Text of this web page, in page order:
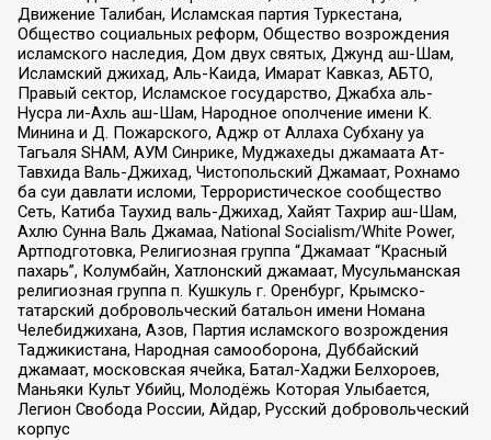
Движение Талибан, Исламская партия Туркестана,
Общество социальных реформ, Общество возрождения
исламского наследия, Дом двух святых, Джунд аш-Шам,
Исламский джихад, Аль-Каида, Имарат Кавказ, АБТО,
Правый сектор, Исламское государство, Джабха аль-
Нусра ли-Ахль аш-Шам, Народное ополчение имени К.
Минина и Д. Пожарского, Аджр от Аллаха Субхану уа
Тагьаля SHAM, АУМ Синрике, Муджахеды джамаата Ат-
Тавхида Валь-Джихад, Чистопольский Джамаат, Рохнамо
ба суи давлати исломи, Террористическое сообщество
Сеть, Катиба Таухид валь-Джихад, Хайят Тахрир аш-Шам,
Ахлю Сунна Валь Джамаа, National Socialism/White Power,
Артподготовка, Религиозная группа “Джамаат “Красный
пахарь”, Колумбайн, Хатлонский джамаат, Мусульманская
религиозная группа п. Кушкуль г. Оренбург, Крымско-
татарский добровольческий батальон имени Номана
Челебиджихана, Азов, Партия исламского возрождения
Таджикистана, Народная самооборона, Дуббайский
джамаат, московская ячейка, Батал-Хаджи Белхороев,
Маньяки Культ Убийц, Молодёжь Которая Улыбается,
Легион Свобода России, Айдар, Русский добровольческий
корпус